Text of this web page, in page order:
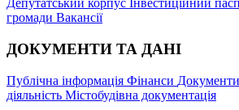
Депутатський корпус Інвестиційний
громади Вакансії
ДОКУМЕНТИ ТА ДАНІ
Публічна інформація Фінанси
діяльність Містобудівна документація